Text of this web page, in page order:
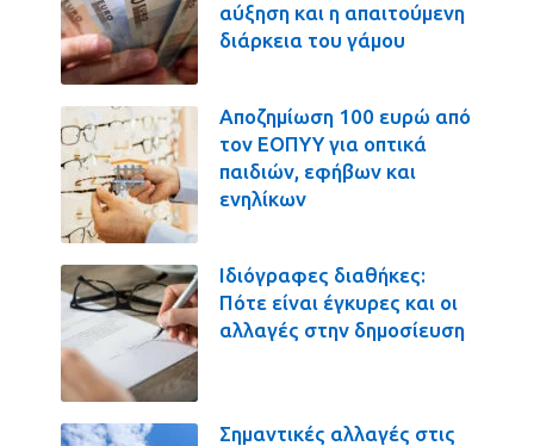
αύξηση και η απαιτούμενη
διάρκεια του γάμου
Αποζημίωση 100 ευρώ από
τον ΕΟΠΥΥ για οπτικά
παιδιών, εφήβων και
ενηλίκων
Ιδιόγραφες διαθήκες:
Πότε είναι έγκυρες και οι
αλλαγές στην δημοσίευση
Σημαντικές αλλαγές στις